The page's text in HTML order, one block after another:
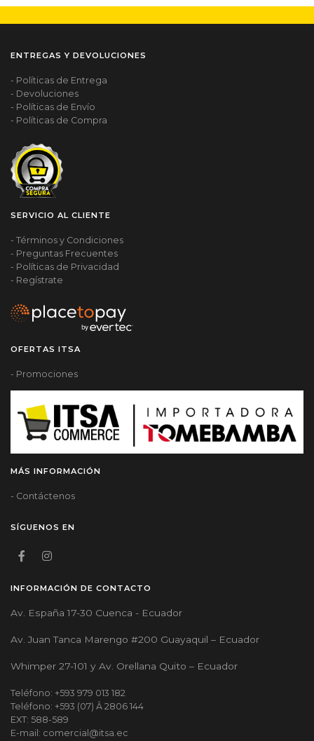
ENTREGAS Y DEVOLUCIONES
- Políticas de Entrega
- Devoluciones
- Políticas de Envío
- Políticas de Compra
SERVICIO AL CLIENTE
- Términos y Condiciones
- Preguntas Frecuentes
- Políticas de Privacidad
- Regístrate
OFERTAS ITSA
- Promociones
MÁS INFORMACIÓN
- Contáctenos
SÍGUENOS EN
INFORMACIÓN DE CONTACTO
Av. España 17-30 Cuenca - Ecuador
Av. Juan Tanca Marengo #200 Guayaquil – Ecuador
Whimper 27-101 y Av. Orellana Quito – Ecuador
Teléfono: +593 979 013 182
Teléfono: +593 (07) Â 2806 144
EXT: 588-589
E-mail: comercial@itsa.ec